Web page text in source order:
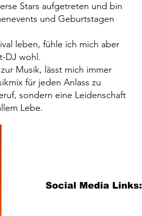
Stars aufgetreten und bin
und Geburtstagen
leben, fühle ich mich aber
DJ wohl.
Musik, lässt mich immer
für jeden Anlass zu
sondern eine Leidenschaft
Lebe.
Social Media Links: